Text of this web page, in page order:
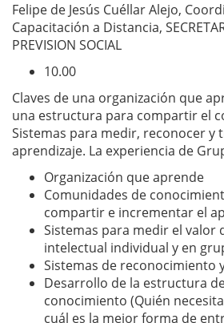
Felipe de Jesús Cuéllar Alejo,
Capacitación a Distancia,
PREVISION SOCIAL
10.00
Claves de una organización que
una estructura para compartir el
Sistemas para medir, reconocer y
aprendizaje. La experiencia de
Organización que aprende
Comunidades de
compartir e incrementar el
Sistemas para medir el valor
intelectual individual y en
Sistemas de reconocimiento
Desarrollo de la estructura
conocimiento (Quién
cuál es la mejor forma de